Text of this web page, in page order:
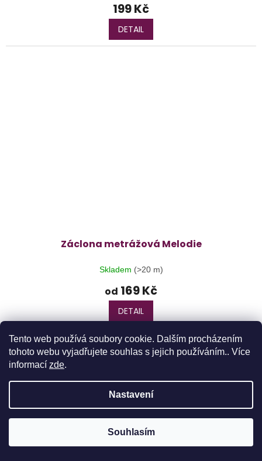
Tento web používá soubory cookie. Dalším procházením
tohoto webu vyjadřujete souhlas s jejich používáním.. Více
informací zde.
Nastavení
Souhlasím
Objednávky realizované od 10.8. budu expedovány 17.8.2026 z
199 Kč
DETAIL
Záclona metrážová Melodie
Skladem (>20 m)
od 169 Kč
DETAIL